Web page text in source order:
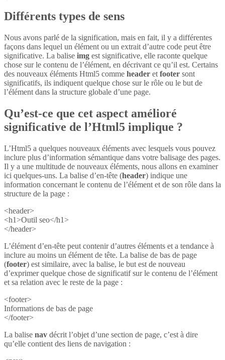
Différents types de sens
Nous avons parlé de la signification, mais en fait, il y a différentes
façons dans lequel un élément ou un extrait d’autre code peut être
significative. La balise img est significative, elle raconte quelque
chose sur le contenu de l’élément, en décrivant ce qu’il est. Certains
des nouveaux éléments Html5 comme header et footer sont
significatifs, ils indiquent quelque chose sur le rôle ou le but de
l’élément dans la structure globale d’une page.
Qu’est-ce que cet aspect amélioré
significative de l’Html5 implique ?
L’Html5 a quelques nouveaux éléments avec lesquels vous pouvez
inclure plus d’information sémantique dans votre balisage des pages.
Il y a une multitude de nouveaux éléments, nous allons en examiner
ici quelques-uns. La balise d’en-tête (header) indique une
information concernant le contenu de l’élément et de son rôle dans la
structure de la page :
<header>
<h1>Outil seo</h1>
</header>
L’élément d’en-tête peut contenir d’autres éléments et a tendance à
inclure au moins un élément de tête. La balise de bas de page
(footer) est similaire, avec la balise, le but est de nouveau
d’exprimer quelque chose de significatif sur le contenu de l’élément
et sa relation avec le reste de la page :
<footer>
Informations de bas de page
</footer>
La balise nav décrit l’objet d’une section de page, c’est à dire
qu’elle contient des liens de navigation :